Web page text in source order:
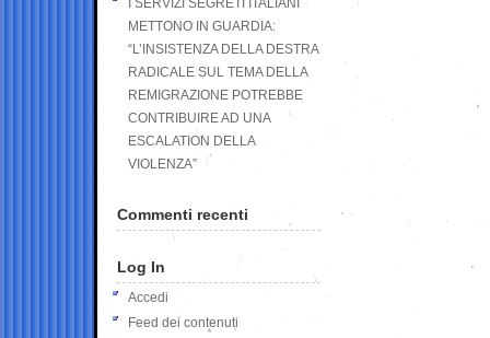
I SERVIZI SEGRETI ITALIANI
METTONO IN GUARDIA:
“L’INSISTENZA DELLA DESTRA
RADICALE SUL TEMA DELLA
REMIGRAZIONE POTREBBE
CONTRIBUIRE AD UNA
ESCALATION DELLA
VIOLENZA”
Commenti recenti
Log In
Accedi
Feed dei contenuti